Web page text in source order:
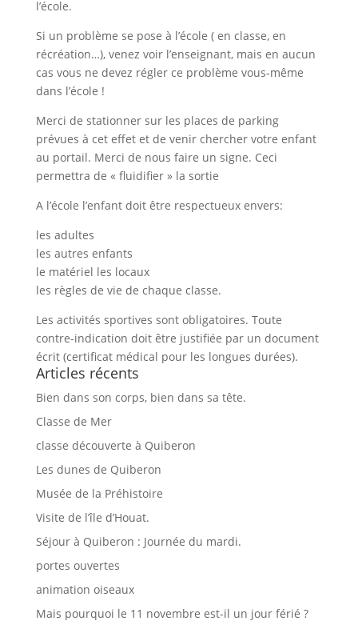
l’école.
Si un problème se pose à l’école ( en classe, en
récréation…), venez voir l’enseignant, mais en aucun
cas vous ne devez régler ce problème vous-même
dans l’école !
Merci de stationner sur les places de parking
prévues à cet effet et de venir chercher votre enfant
au portail. Merci de nous faire un signe. Ceci
permettra de « fluidifier » la sortie
A l’école l’enfant doit être respectueux envers:
les adultes
les autres enfants
le matériel les locaux
les règles de vie de chaque classe.
Les activités sportives sont obligatoires. Toute
contre-indication doit être justifiée par un document
écrit (certificat médical pour les longues durées).
Articles récents
Bien dans son corps, bien dans sa tête.
Classe de Mer
classe découverte à Quiberon
Les dunes de Quiberon
Musée de la Préhistoire
Visite de l’île d’Houat.
Séjour à Quiberon : Journée du mardi.
portes ouvertes
animation oiseaux
Mais pourquoi le 11 novembre est-il un jour férié ?